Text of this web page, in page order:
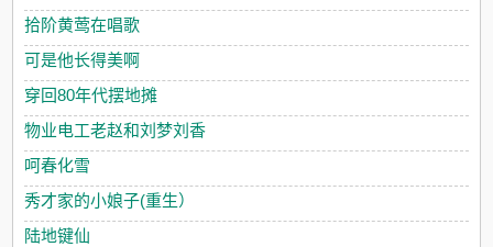
拾阶黄莺在唱歌
可是他长得美啊
穿回80年代摆地摊
物业电工老赵和刘梦刘香
呵春化雪
秀才家的小娘子(重生）
陆地键仙